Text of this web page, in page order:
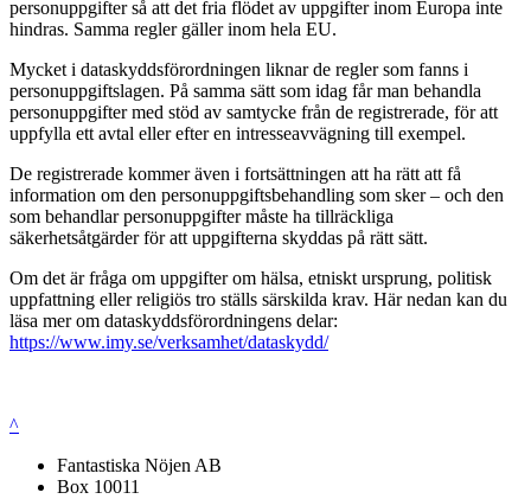
personuppgifter så att det fria flödet av uppgifter inom Europa inte
hindras. Samma regler gäller inom hela EU.
Mycket i dataskyddsförordningen liknar de regler som fanns i
personuppgiftslagen. På samma sätt som idag får man behandla
personuppgifter med stöd av samtycke från de registrerade, för att
uppfylla ett avtal eller efter en intresseavvägning till exempel.
De registrerade kommer även i fortsättningen att ha rätt att få
information om den personuppgiftsbehandling som sker – och den
som behandlar personuppgifter måste ha tillräckliga
säkerhetsåtgärder för att uppgifterna skyddas på rätt sätt.
Om det är fråga om uppgifter om hälsa, etniskt ursprung, politisk
uppfattning eller religiös tro ställs särskilda krav. Här nedan kan du
läsa mer om dataskyddsförordningens delar:
https://www.imy.se/verksamhet/dataskydd/
^
Fantastiska Nöjen AB
Box 10011